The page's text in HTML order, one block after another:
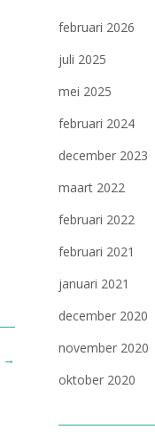
→
februari 2026
juli 2025
mei 2025
februari 2024
december 2023
maart 2022
februari 2022
februari 2021
januari 2021
december 2020
november 2020
oktober 2020